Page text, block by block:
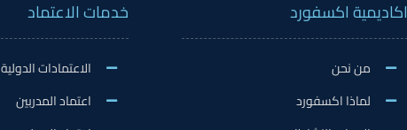
اكاديمية اكسفورد
من نحن
لماذا اكسفورد
خدمات الاعتماد
الاعتمادات الدولية
اعتماد المدربين